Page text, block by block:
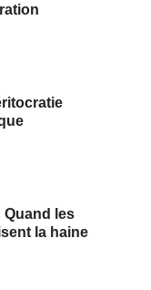
Quand les
la haine